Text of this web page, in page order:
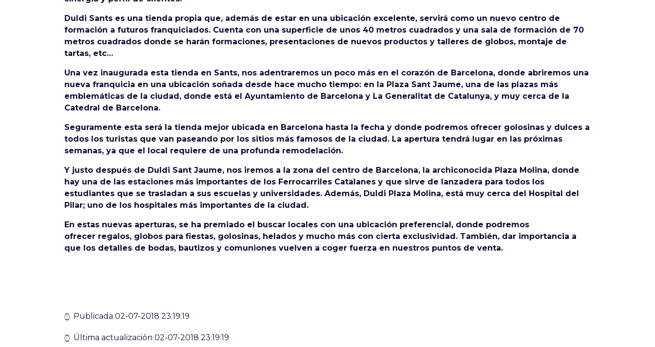
Duldi Sants es una tienda propia que, además de estar en una ubicación excelente, servirá como un nuevo centro de
formación a futuros franquiciados. Cuenta con una superficie de unos 40 metros cuadrados y una sala de formación de 70
metros cuadrados donde se harán formaciones, presentaciones de nuevos productos y talleres de globos, montaje de
tartas, etc…
Una vez inaugurada esta tienda en Sants, nos adentraremos un poco más en el corazón de Barcelona, donde abriremos una
nueva franquicia en una ubicación soñada desde hace mucho tiempo: en la Plaza Sant Jaume, una de las plazas más
emblemáticas de la ciudad, donde está el Ayuntamiento de Barcelona y La Generalitat de Catalunya, y muy cerca de la
Catedral de Barcelona.
Seguramente esta será la tienda mejor ubicada en Barcelona hasta la fecha y donde podremos ofrecer golosinas y dulces a
todos los turistas que van paseando por los sitios más famosos de la ciudad. La apertura tendrá lugar en las próximas
semanas, ya que el local requiere de una profunda remodelación.
Y justo después de Duldi Sant Jaume, nos iremos a la zona del centro de Barcelona, la archiconocida Plaza Molina, donde
hay una de las estaciones más importantes de los Ferrocarriles Catalanes y que sirve de lanzadera para todos los
estudiantes que se trasladan a sus escuelas y universidades. Además, Duldi Plaza Molina, está muy cerca del Hospital del
Pilar; uno de los hospitales más importantes de la ciudad.
En estas nuevas aperturas, se ha premiado el buscar locales con una ubicación preferencial, donde podremos
ofrecer regalos, globos para fiestas, golosinas, helados y mucho más con cierta exclusividad. También, dar importancia a
que los detalles de bodas, bautizos y comuniones vuelven a coger fuerza en nuestros puntos de venta.
Publicada 02-07-2018 23:19:19
Última actualización 02-07-2018 23:19:19